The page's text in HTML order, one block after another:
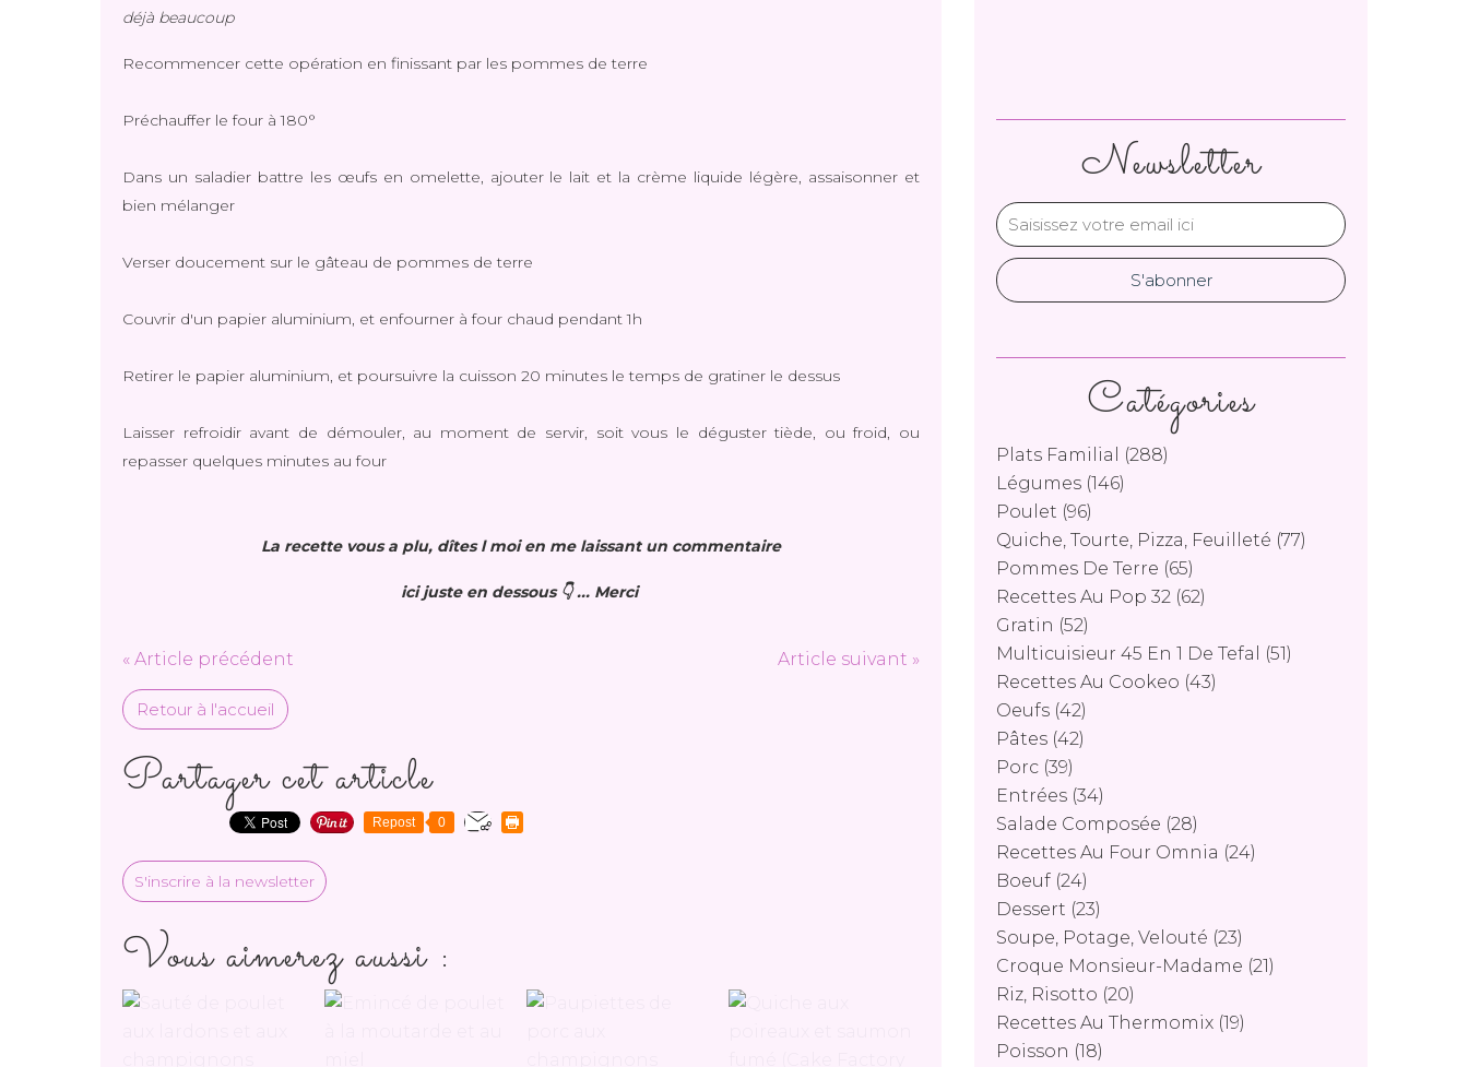
déjà beaucoup
Recommencer cette opération en finissant par les pommes de terre
Préchauffer le four à 180°
Dans un saladier battre les œufs en omelette, ajouter le lait et la crème liquide légère, assaisonner et
bien mélanger
Verser doucement sur le gâteau de pommes de terre
Couvrir d'un papier aluminium, et enfourner à four chaud pendant 1h
Retirer le papier aluminium, et poursuivre la cuisson 20 minutes le temps de gratiner le dessus
Laisser refroidir avant de démouler, au moment de servir, soit vous le déguster tiède, ou froid, ou
repasser quelques minutes au four
La recette vous a plu, dîtes l moi en me laissant un commentaire
ici juste en dessous 👇 ... Merci
« Article précédent Article suivant »
Retour à l'accueil
Partager cet article
Repost 0
S'inscrire à la newsletter
Vous aimerez aussi :
Newsletter
Catégories
Plats Familial
(288)
Légumes (146)
Poulet (96)
Quiche, Tourte, Pizza, Feuilleté (77)
Pommes De Terre (65)
Recettes Au Pop 32 (62)
Gratin (52)
Multicuisieur 45 En 1 De Tefal
(51)
Recettes Au Cookeo (43)
Oeufs (42)
Pâtes (42)
Porc (39)
Entrées (34)
Salade Composée (28)
Recettes Au Four Omnia (24)
Boeuf (24)
Dessert (23)
Soupe, Potage, Velouté (23)
Croque Monsieur-Madame (21)
Riz, Risotto (20)
Recettes Au Thermomix (19)
Poisson (18)